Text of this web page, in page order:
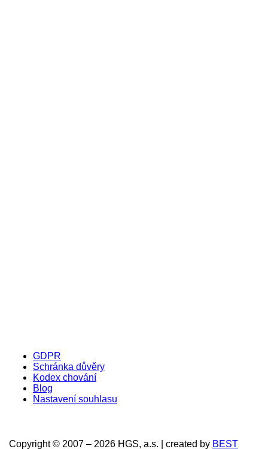
GDPR
Schránka důvěry
Kodex chování
Blog
Nastavení souhlasu
Copyright © 2007 – 2026 HGS, a.s. | created by BEST